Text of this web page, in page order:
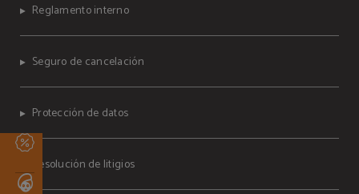
Reglamento interno
Seguro de cancelación
Protección de datos
Resolución de litigios